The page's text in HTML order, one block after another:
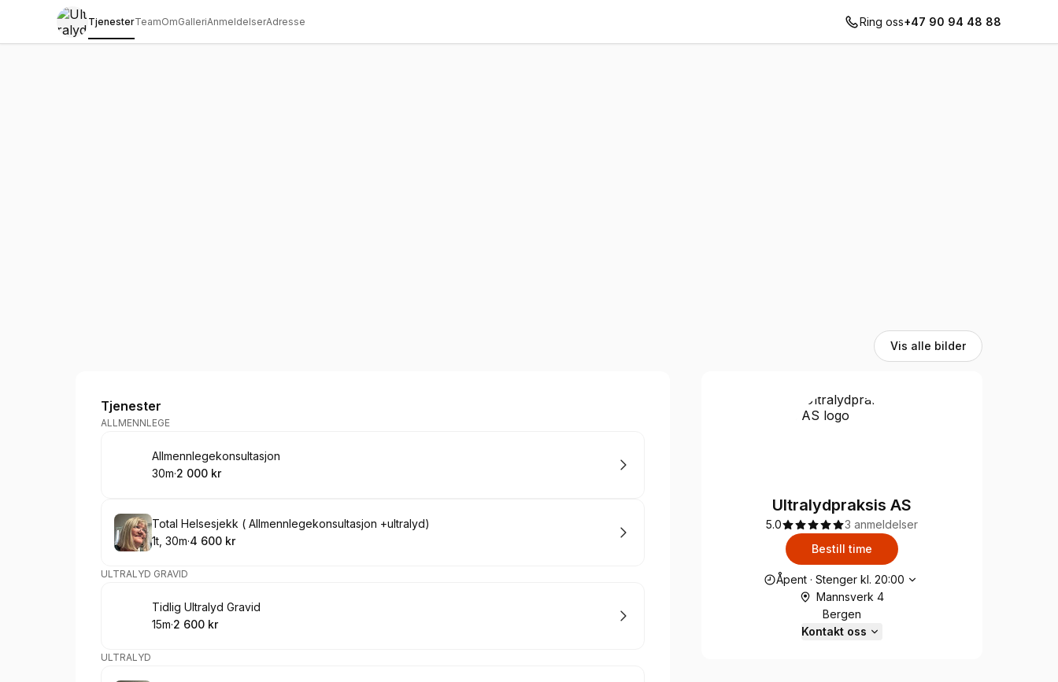
TjenesterTeamOmGalleriAnmeldelserAdresse Ring oss+47 90 94 48 88
Vis alle bilder
Ultralydpraksis AS
Tjenester
ALLMENNLEGE
Bestill time
Allmennlegekonsultasjon
.Varighet
30m·
. Pris:
2 000 kr
Bestill time
Total Helsesjekk ( Allmennlegekonsultasjon +ultralyd)
.Varighet:
1t, 30m·
.Pris:
4 600 kr
ULTRALYD GRAVID
Bestill time
Tidlig Ultralyd Gravid
.Varighet :
15m·
. Pris:
2 600 kr
ULTRALYD
Ultralydpraksis AS
5.0
3 anmeldelser
Bestill time
Åpningstider
Åpent· Stenger kl. 20:00
Mannsverk 4
Bergen
Kontakt oss